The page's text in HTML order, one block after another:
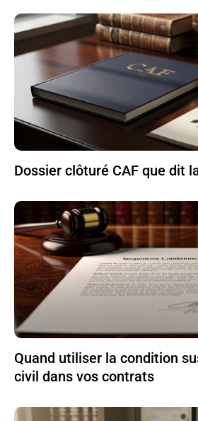
Dossier clôturé CAF que dit
Quand utiliser la condition
civil dans vos contrats